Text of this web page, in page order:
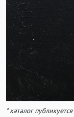
* каталог